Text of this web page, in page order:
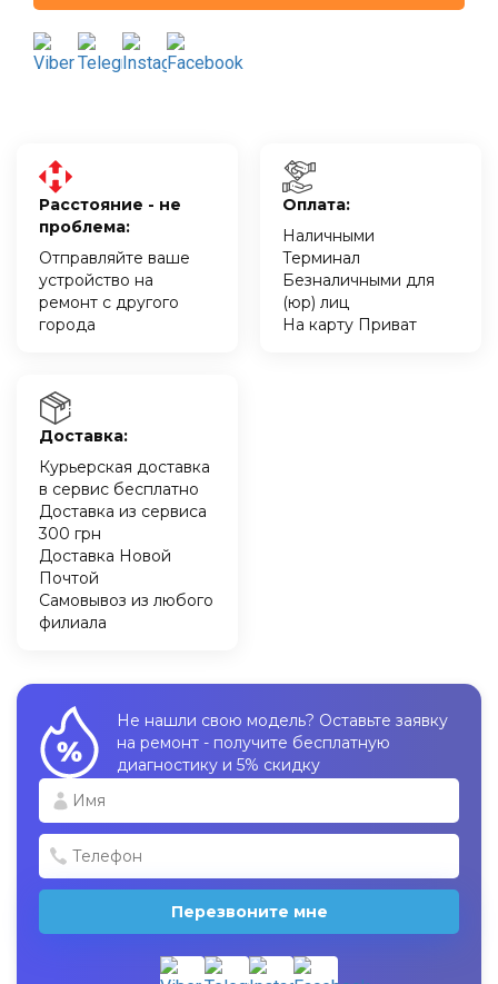
Расстояние - не
проблема:
Отправляйте ваше
устройство на
ремонт с другого
города
Оплата:
Наличными
Терминал
Безналичными для
(юр) лиц
На карту Приват
Доставка:
Курьерская доставка
в сервис бесплатно
Доставка из сервиса
300 грн
Доставка Новой
Почтой
Самовывоз из любого
филиала
Не нашли свою модель? Оставьте заявку
на ремонт - получите бесплатную
диагностику и 5% скидку
Перезвоните мне